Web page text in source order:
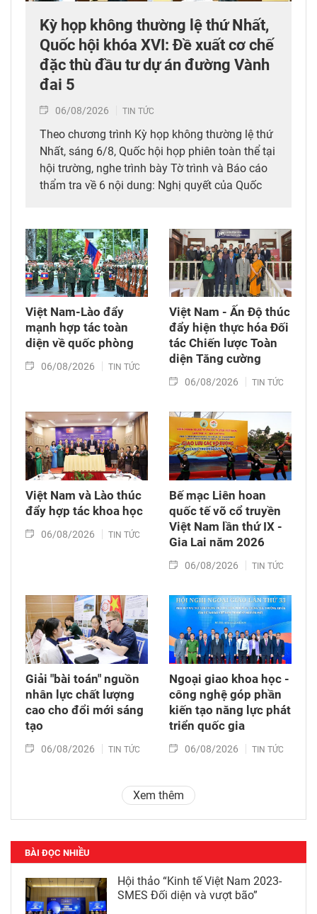
Kỳ họp không thường lệ thứ Nhất,
Quốc hội khóa XVI: Đề xuất cơ chế
đặc thù đầu tư dự án đường Vành
đai 5
06/08/2026 TIN TỨC
Theo chương trình Kỳ họp không thường lệ thứ
Nhất, sáng 6/8, Quốc hội họp phiên toàn thể tại
hội trường, nghe trình bày Tờ trình và Báo cáo
thẩm tra về 6 nội dung: Nghị quyết của Quốc
nhân dân, của Tòa án nhân dân và công tác thi
hành án; Việc thành lập thành phố Quảng Ninh;
Việc thành lập thành phố Bắc Ninh; Chủ trương
đầu tư Dự án đầu tư xây dựng đường Vành đai
5 - Vùng Thủ đô Hà Nội; Việc điều chỉnh chủ
trương đầu tư Dự án đầu tư xây dựng tuyến
đường sắt Lào Cai - Hà Nội - Hải Phòng; Nghị
quyết của Quốc hội về cơ chế đặc thù để xử lý
một số khó khăn, vướng mắc đối với các dự án
Việt Nam-Lào đẩy
mạnh hợp tác toàn
diện về quốc phòng
06/08/2026 TIN TỨC
Việt Nam - Ấn Độ thúc
đẩy hiện thực hóa Đối
tác Chiến lược Toàn
diện Tăng cường
06/08/2026 TIN TỨC
Việt Nam và Lào thúc
đẩy hợp tác khoa học
06/08/2026 TIN TỨC
Bế mạc Liên hoan
quốc tế võ cổ truyền
Việt Nam lần thứ IX -
Gia Lai năm 2026
06/08/2026 TIN TỨC
Giải "bài toán" nguồn
nhân lực chất lượng
cao cho đổi mới sáng
tạo
06/08/2026 TIN TỨC
Ngoại giao khoa học -
công nghệ góp phần
kiến tạo năng lực phát
triển quốc gia
06/08/2026 TIN TỨC
Xem thêm
BÀI ĐỌC NHIỀU
Hội thảo “Kinh tế Việt Nam 2023-
SMES Đối diện và vượt bão”